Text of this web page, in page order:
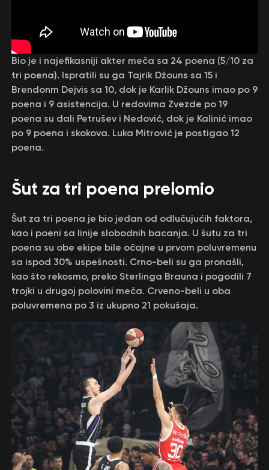
Bio je i najefikasniji akter meča sa 24 poena (5/10 za
tri poena). Ispratili su ga Tajrik Džouns sa 15 i
Brendonm Dejvis sa 10, dok je Karlik Džouns imao po 9
poena i 9 asistencija. U redovima Zvezde po 19
poena su dali Petrušev i Nedović, dok je Kalinić imao
po 9 poena i skokova. Luka Mitrović je postigao 12
poena.
Šut za tri poena prelomio
Šut za tri poena je bio jedan od odlučujućih faktora,
kao i poeni sa linije slobodnih bacanja. U šutu za tri
poena su obe ekipe bile očajne u prvom poluvremenu
sa ispod 30% uspešnosti. Crno-beli su ga pronašli,
kao što rekosmo, preko Sterlinga Brauna i pogodili 7
trojki u drugoj polovini meča. Crveno-beli u oba
poluvremena po 3 iz ukupno 21 pokušaja.